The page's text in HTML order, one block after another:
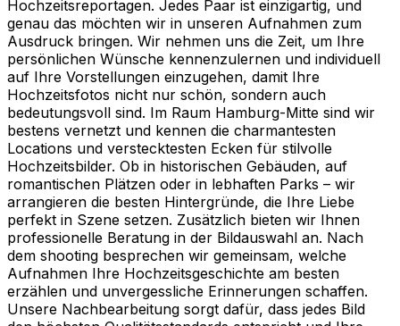
Hochzeitsreportagen. Jedes Paar ist einzigartig, und
genau das möchten wir in unseren Aufnahmen zum
Ausdruck bringen. Wir nehmen uns die Zeit, um Ihre
persönlichen Wünsche kennenzulernen und individuell
auf Ihre Vorstellungen einzugehen, damit Ihre
Hochzeitsfotos nicht nur schön, sondern auch
bedeutungsvoll sind. Im Raum Hamburg-Mitte sind wir
bestens vernetzt und kennen die charmantesten
Locations und verstecktesten Ecken für stilvolle
Hochzeitsbilder. Ob in historischen Gebäuden, auf
romantischen Plätzen oder in lebhaften Parks – wir
arrangieren die besten Hintergründe, die Ihre Liebe
perfekt in Szene setzen. Zusätzlich bieten wir Ihnen
professionelle Beratung in der Bildauswahl an. Nach
dem shooting besprechen wir gemeinsam, welche
Aufnahmen Ihre Hochzeitsgeschichte am besten
erzählen und unvergessliche Erinnerungen schaffen.
Unsere Nachbearbeitung sorgt dafür, dass jedes Bild